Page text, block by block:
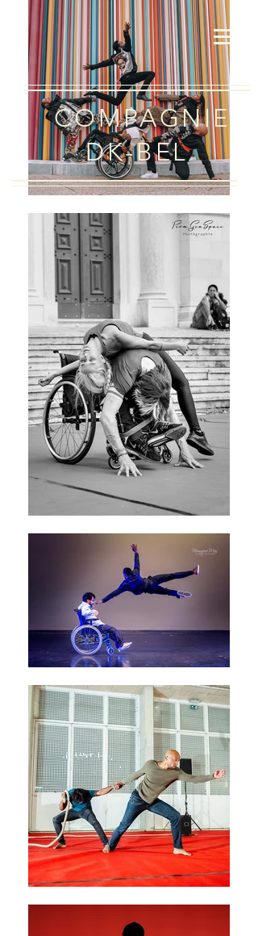
COMPAGNIE
DK-BEL